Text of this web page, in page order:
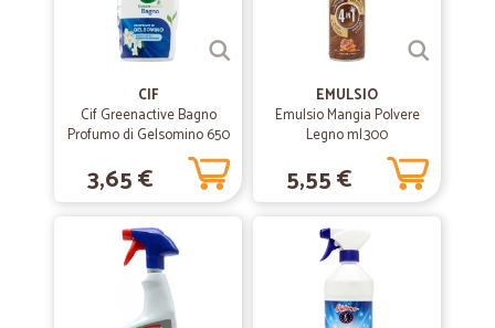
CIF
Cif Greenactive Bagno
Profumo di Gelsomino 650
3,65 €
EMULSIO
Emulsio Mangia Polvere
Legno ml.300
5,55 €